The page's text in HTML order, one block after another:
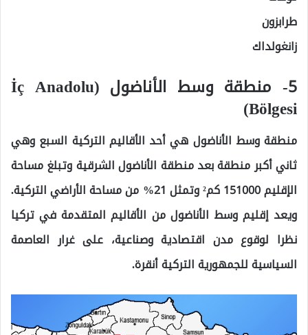
طرابزون
زانغولداك
5- منطقة وسط الأناضول (İç Anadolu
Bölgesi)
منطقة وسط الأناضول هي أحد الأقاليم التركية السبع وهي
ثاني أكبر منطقة بعد منطقة الأناضول الشرقية وتبلغ مساحة
الإقليم 151000 كم² وتمثل 21% من مساحة الأراضي التركية.
ويعد إقليم وسط الأناضول من الأقاليم المتقدمة في تركيا
نظرا لوقوع مدن اقتصادية وصناعية، على غرار العاصمة
السياسية للجمهورية التركية أنقرة.